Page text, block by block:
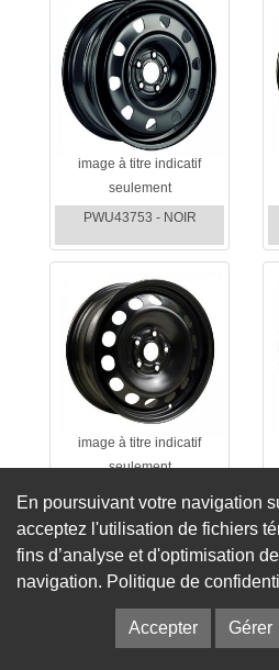
image à titre indicatif
seulement
PWU43753 - NOIR
image à titre indicatif
seulement
PWU43759 - NOIR
En poursuivant votre navigation
acceptez l'utilisation de fichiers
fins d’analyse et d'optimisation
navigation. Politique de
Accepter Gérer